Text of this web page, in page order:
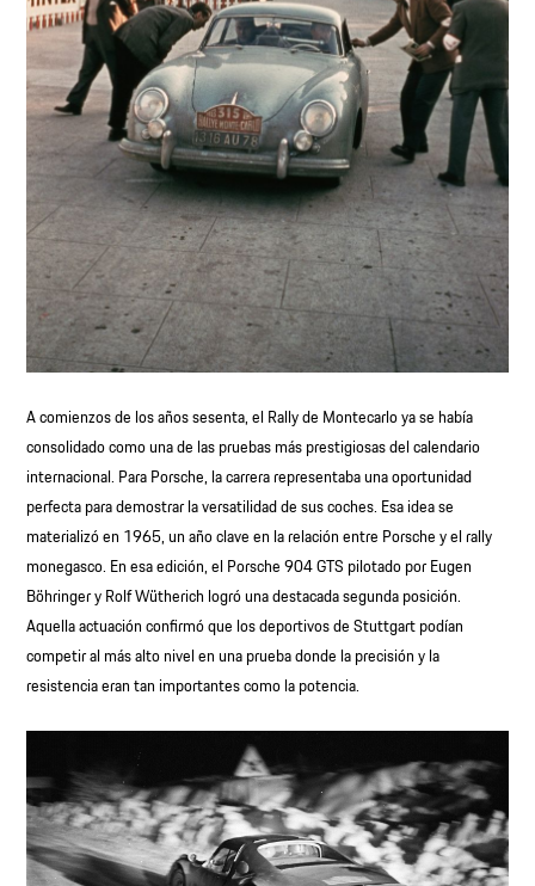
A comienzos de los años sesenta, el Rally de Montecarlo ya se había
consolidado como una de las pruebas más prestigiosas del calendario
internacional. Para Porsche, la carrera representaba una oportunidad
perfecta para demostrar la versatilidad de sus coches. Esa idea se
materializó en 1965, un año clave en la relación entre Porsche y el rally
monegasco. En esa edición, el Porsche 904 GTS pilotado por Eugen
Böhringer y Rolf Wütherich logró una destacada segunda posición.
Aquella actuación confirmó que los deportivos de Stuttgart podían
competir al más alto nivel en una prueba donde la precisión y la
resistencia eran tan importantes como la potencia.